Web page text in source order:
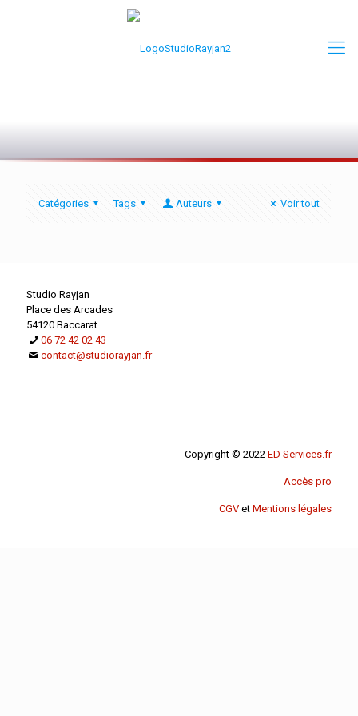
Catégories Tags Auteurs Voir tout
Studio Rayjan
Place des Arcades
54120 Baccarat
06 72 42 02 43
contact@studiorayjan.fr
Copyright © 2022 ED Services.fr
Accès pro
CGV et Mentions légales